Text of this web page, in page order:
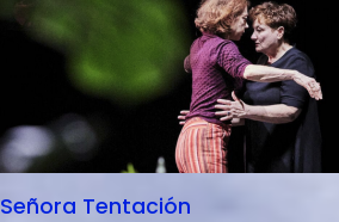
Señora Tentación